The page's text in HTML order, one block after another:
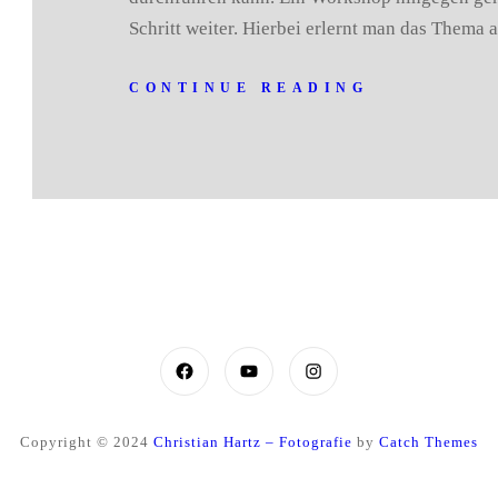
Schritt weiter. Hierbei erlernt man das Thema
CONTINUE READING
FacebookYouTubeInstagram
Copyright © 2024 Christian Hartz – Fotografie by Catch Themes